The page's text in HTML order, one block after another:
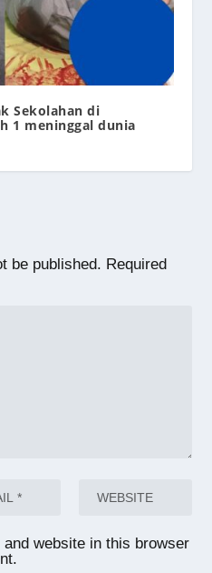
Sekolahan di
1 meninggal dunia
be published. Required
website in this browser